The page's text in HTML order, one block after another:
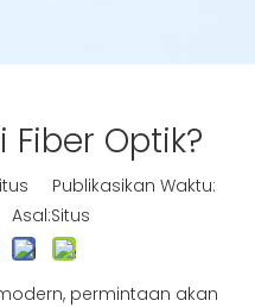
Fiber Optik?
Publikasikan Waktu:
Situs
permintaan akan